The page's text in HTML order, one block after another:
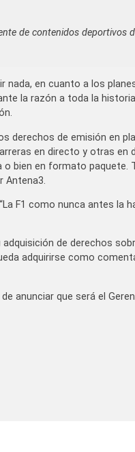
de contenidos deportivos
en cuanto a los
la razón a toda la
derechos de emisión en
en directo y otras en
bien en formato paquete.
Antena3.
F1 como nunca antes la
de derechos
adquirirse como
anunciar que será el